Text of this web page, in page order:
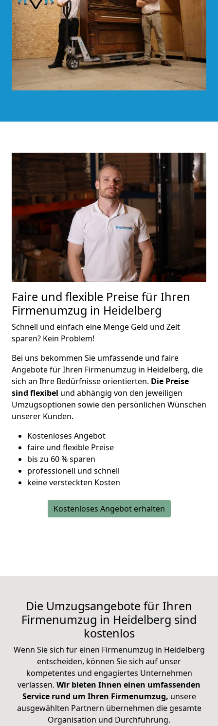
Faire und flexible Preise für Ihren
Firmenumzug in Heidelberg
Schnell und einfach eine Menge Geld und Zeit
sparen? Kein Problem!
Bei uns bekommen Sie umfassende und faire
Angebote für Ihren Firmenumzug in Heidelberg, die
sich an Ihre Bedürfnisse orientierten. Die Preise
sind flexibel und abhängig von den jeweiligen
Umzugsoptionen sowie den persönlichen Wünschen
unserer Kunden.
Kostenloses Angebot
faire und flexible Preise
bis zu 60 % sparen
professionell und schnell
keine versteckten Kosten
Kostenloses Angebot erhalten
Die Umzugsangebote für Ihren
Firmenumzug in Heidelberg sind
kostenlos
Wenn Sie sich für einen Firmenumzug in Heidelberg
entscheiden, können Sie sich auf unser
kompetentes und engagiertes Unternehmen
verlassen. Wir bieten Ihnen einen umfassenden
Service rund um Ihren Firmenumzug, unsere
ausgewählten Partnern übernehmen die gesamte
Organisation und Durchführung.